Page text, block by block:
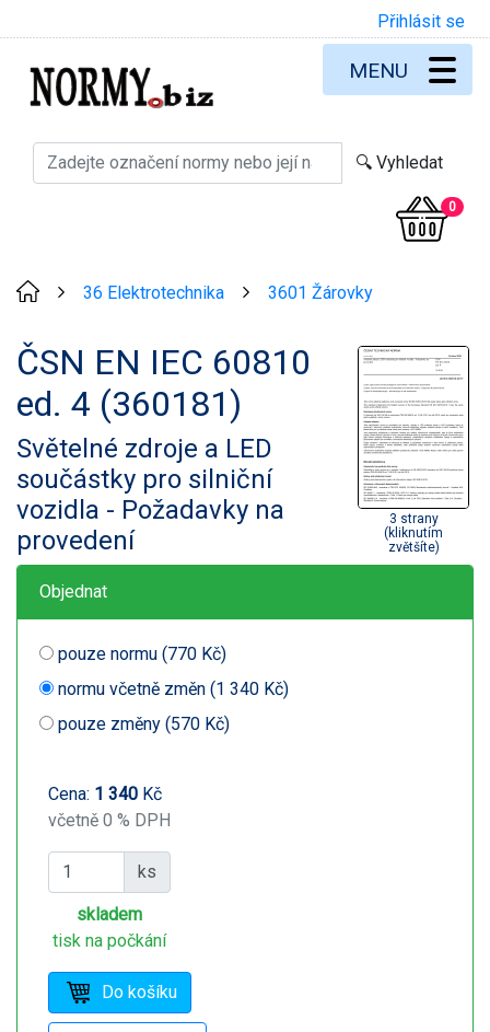
Přihlásit se
0
MENU
36 Elektrotechnika 3601 Žárovky
ČSN EN IEC 60810
ed. 4 (360181)
Světelné zdroje a LED
součástky pro silniční
vozidla - Požadavky na
provedení
3 strany
(kliknutím
zvětšíte)
Objednat
pouze normu (770 Kč)
normu včetně změn (1 340 Kč)
pouze změny (570 Kč)
Cena: 1 340 Kč
včetně 0 % DPH
ks
skladem
tisk na počkání